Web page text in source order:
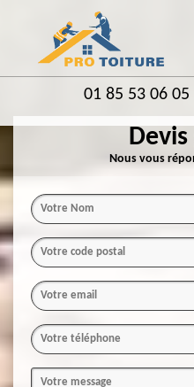
01 85 53 06 05
Nous vous